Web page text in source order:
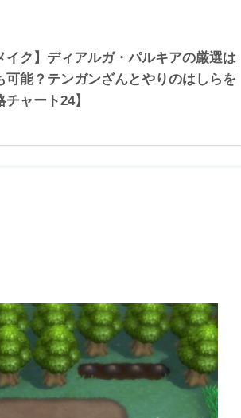
イク】ディアルガ・パルキアの厳選は
可能？テンガンざんとやりのはしらを
ャート24】